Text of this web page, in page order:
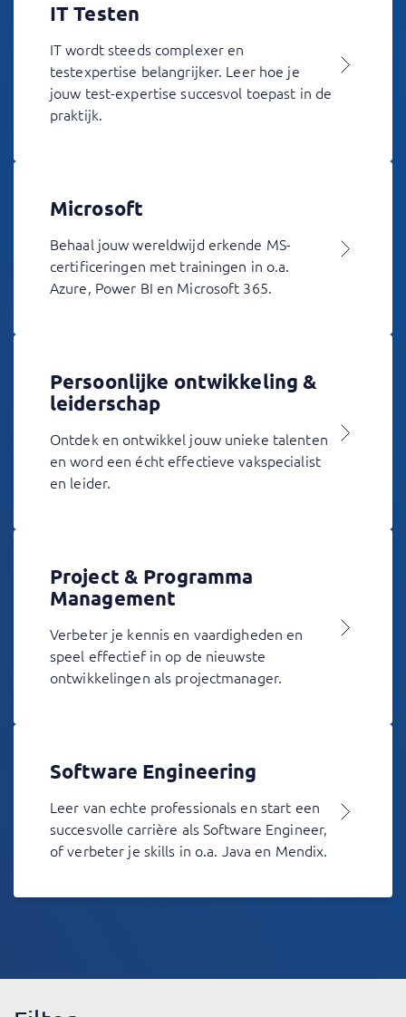
IT Testen
IT wordt steeds complexer en
testexpertise belangrijker. Leer hoe je
jouw test-expertise succesvol toepast in de
praktijk.
Microsoft
Behaal jouw wereldwijd erkende MS-
certificeringen met trainingen in o.a.
Azure, Power BI en Microsoft 365.
Persoonlijke ontwikkeling &
leiderschap
Ontdek en ontwikkel jouw unieke talenten
en word een écht effectieve vakspecialist
en leider.
Project & Programma
Management
Verbeter je kennis en vaardigheden en
speel effectief in op de nieuwste
ontwikkelingen als projectmanager.
Software Engineering
Leer van echte professionals en start een
succesvolle carrière als Software Engineer,
of verbeter je skills in o.a. Java en Mendix.